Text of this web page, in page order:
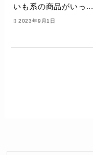
いも系の商品がいっ...
2023年9月1日